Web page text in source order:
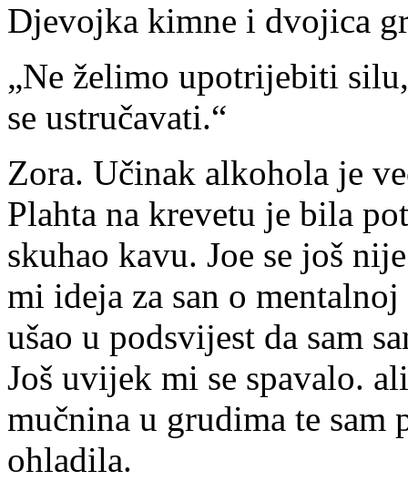
Djevojka kimne i dvojica
„Ne želimo upotrijebiti
se ustručavati.“
Zora. Učinak alkohola je
Plahta na krevetu je bila
skuhao kavu. Joe se još
mi ideja za san o
ušao u podsvijest da sam
Još uvijek mi se spavalo.
mučnina u grudima te sam
ohladila.